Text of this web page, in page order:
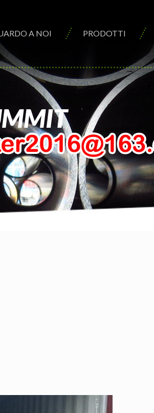
A NOI PRODOTTI